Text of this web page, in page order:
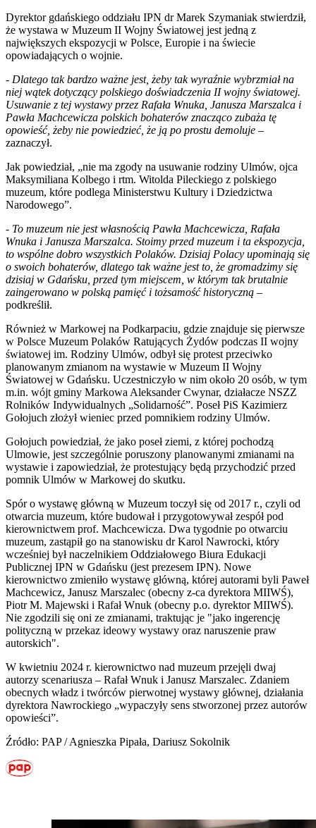
Dyrektor gdańskiego oddziału IPN dr Marek Szymaniak stwierdził,
że wystawa w Muzeum II Wojny Światowej jest jedną z
największych ekspozycji w Polsce, Europie i na świecie
opowiadających o wojnie.
- Dlatego tak bardzo ważne jest, żeby tak wyraźnie wybrzmiał na
niej wątek dotyczący polskiego doświadczenia II wojny światowej.
Usuwanie z tej wystawy przez Rafała Wnuka, Janusza Marszalca i
Pawła Machcewicza polskich bohaterów znacząco zubaża tę
opowieść, żeby nie powiedzieć, że ją po prostu demoluje –
zaznaczył.
Jak powiedział, „nie ma zgody na usuwanie rodziny Ulmów, ojca
Maksymiliana Kolbego i rtm. Witolda Pileckiego z polskiego
muzeum, które podlega Ministerstwu Kultury i Dziedzictwa
Narodowego”.
- To muzeum nie jest własnością Pawła Machcewicza, Rafała
Wnuka i Janusza Marszalca. Stoimy przed muzeum i ta ekspozycja,
to wspólne dobro wszystkich Polaków. Dzisiaj Polacy upominają się
o swoich bohaterów, dlatego tak ważne jest to, że gromadzimy się
dzisiaj w Gdańsku, przed tym miejscem, w którym tak brutalnie
zaingerowano w polską pamięć i tożsamość historyczną –
podkreślił.
Również w Markowej na Podkarpaciu, gdzie znajduje się pierwsze
w Polsce Muzeum Polaków Ratujących Żydów podczas II wojny
światowej im. Rodziny Ulmów, odbył się protest przeciwko
planowanym zmianom na wystawie w Muzeum II Wojny
Światowej w Gdańsku. Uczestniczyło w nim około 20 osób, w tym
m.in. wójt gminy Markowa Aleksander Cwynar, działacze NSZZ
Rolników Indywidualnych „Solidarność”. Poseł PiS Kazimierz
Gołojuch złożył wieniec przed pomnikiem rodziny Ulmów.
Gołojuch powiedział, że jako poseł ziemi, z której pochodzą
Ulmowie, jest szczególnie poruszony planowanymi zmianami na
wystawie i zapowiedział, że protestujący będą przychodzić przed
pomnik Ulmów w Markowej do skutku.
Spór o wystawę główną w Muzeum toczył się od 2017 r., czyli od
otwarcia muzeum, które budował i przygotowywał zespół pod
kierownictwem prof. Machcewicza. Dwa tygodnie po otwarciu
muzeum, zastąpił go na stanowisku dr Karol Nawrocki, który
wcześniej był naczelnikiem Oddziałowego Biura Edukacji
Publicznej IPN w Gdańsku (jest prezesem IPN). Nowe
kierownictwo zmieniło wystawę główną, której autorami byli Paweł
Machcewicz, Janusz Marszalec (obecny z-ca dyrektora MIIWŚ),
Piotr M. Majewski i Rafał Wnuk (obecny p.o. dyrektor MIIWŚ).
Nie zgodzili się oni ze zmianami, traktując je "jako ingerencję
polityczną w przekaz ideowy wystawy oraz naruszenie praw
autorskich".
W kwietniu 2024 r. kierownictwo nad muzeum przejęli dwaj
autorzy scenariusza – Rafał Wnuk i Janusz Marszalec. Zdaniem
obecnych władz i twórców pierwotnej wystawy głównej, działania
dyrektora Nawrockiego „wypaczyły sens stworzonej przez autorów
opowieści”.
Źródło: PAP / Agnieszka Pipała, Dariusz Sokolnik